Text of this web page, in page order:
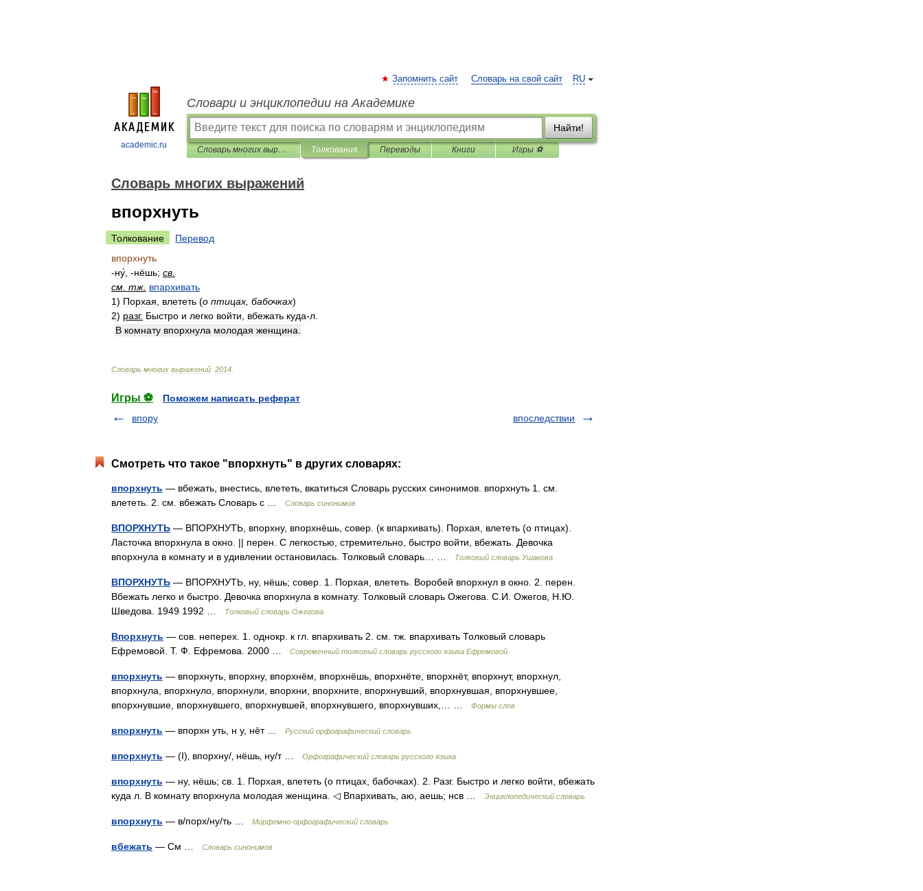
academic.ru
RU
Запомнить сайт Словарь на свой сайт
Словари и энциклопедии на Академике
Найти!
Словарь многих выражений Толкования Переводы Книги Игры ⚽
Словарь многих выражений
впорхнуть
Толкование
Перевод
впорхнуть
-ну́ , -нёшь; св
см тж впархивать
1) Порхая влететь (о птицах бабочках)
2) разг. Быстро и легко войти вбежать куда-л
В комнату впорхнула молодая женщина
Словарь многих выражений 2014
Игры ⚽
Поможем написать реферат
впору
впоследствии
Смотреть что такое "впорхнуть" в других словарях:
впорхнуть — вбежать, внестись, влететь, вкатиться Словарь русских синонимов. впорхнуть 1. см.
влететь. 2. см. вбежать Словарь с …
Словарь синонимов
ВПОРХНУТЬ — ВПОРХНУТЬ, впорхну, впорхнёшь, совер. (к впархивать). Порхая, влететь (о птицах).
Ласточка впорхнула в окно. || перен. С легкостью, стремительно, быстро войти, вбежать. Девочка
впорхнула в комнату и в удивлении остановилась. Толковый словарь… …
Толковый словарь Ушакова
ВПОРХНУТЬ — ВПОРХНУТЬ, ну, нёшь; совер. 1. Порхая, влететь. Воробей впорхнул в окно. 2. перен.
Вбежать легко и быстро. Девочка впорхнула в комнату. Толковый словарь Ожегова. С.И. Ожегов, Н.Ю.
Шведова. 1949 1992 …
Толковый словарь Ожегова
Впорхнуть — сов. неперех. 1. однокр. к гл. впархивать 2. см. тж. впархивать Толковый словарь
Ефремовой. Т. Ф. Ефремова. 2000 …
Современный толковый словарь русского языка Ефремовой
впорхнуть — впорхнуть, впорхну, впорхнём, впорхнёшь, впорхнёте, впорхнёт, впорхнут, впорхнул,
впорхнула, впорхнуло, впорхнули, впорхни, впорхните, впорхнувший, впорхнувшая, впорхнувшее,
впорхнувшие, впорхнувшего, впорхнувшей, впорхнувшего, впорхнувших,… …
Формы слов
впорхнуть — впорхн уть, н у, нёт … Русский орфографический словарь
впорхнуть — (I)‚ впорхну/‚ нёшь‚ ну/т … Орфографический словарь русского языка
впорхнуть — ну, нёшь; св. 1. Порхая, влететь (о птицах, бабочках). 2. Разг. Быстро и легко войти, вбежать
куда л. В комнату впорхнула молодая женщина. ◁ Впархивать, аю, аешь; нсв …
Энциклопедический словарь
впорхнуть — в/порх/ну/ть … Морфемно-орфографический словарь
вбежать — См … Словарь синонимов